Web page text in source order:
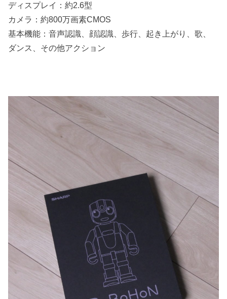
ディスプレイ：約2.6型
カメラ：約800万画素CMOS
基本機能：音声認識、顔認識、歩行、起き上がり、歌、
ダンス、その他アクション